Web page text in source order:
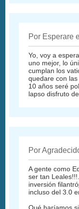
Por Esperare
Yo, voy a
uno mejor, lo
cumplan los
quedare con
10 años seré
lapso disfruto
Por
A gente como
ser tan
inversión
incluso del 3.0